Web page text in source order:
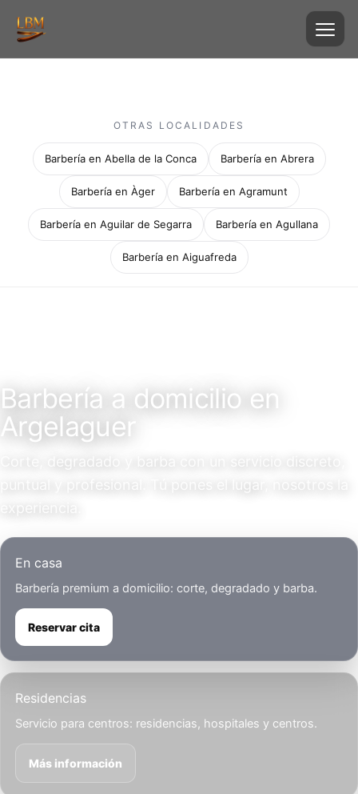
OTRAS LOCALIDADES
Barbería en Abella de la Conca Barbería en Abrera
Barbería en Àger Barbería en Agramunt
Barbería en Aguilar de Segarra Barbería en Agullana
Barbería en Aiguafreda
Barbería a domicilio en
Argelaguer
Corte, degradado y barba con un servicio discreto,
puntual y profesional. Tú pones el lugar, nosotros la
En casa
Barbería premium a domicilio: corte, degradado y barba.
Reservar cita
Residencias
Servicio para centros: residencias, hospitales y centros.
Más información